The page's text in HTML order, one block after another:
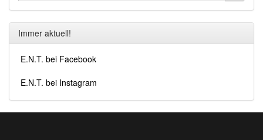
Immer aktuell!
E.N.T. bei Facebook
E.N.T. bei Instagram